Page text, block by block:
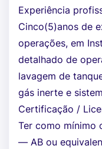
Experiência
Cinco(5)anos de
operações, em
detalhado de
lavagem de
gás inerte e
Certificação /
Ter como mínimo
— AB ou